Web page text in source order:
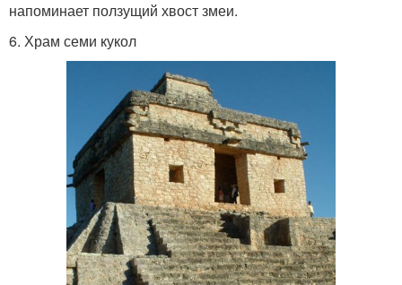
напоминает ползущий хвост змеи.
6. Храм семи кукол